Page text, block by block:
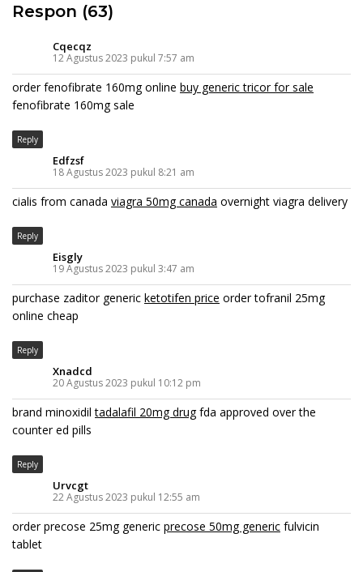
Respon (63)
Cqecqz
12 Agustus 2023 pukul 7:57 am
order fenofibrate 160mg online buy generic tricor for sale
fenofibrate 160mg sale
Reply
Edfzsf
18 Agustus 2023 pukul 8:21 am
cialis from canada viagra 50mg canada overnight viagra delivery
Reply
Eisgly
19 Agustus 2023 pukul 3:47 am
purchase zaditor generic ketotifen price order tofranil 25mg
online cheap
Reply
Xnadcd
20 Agustus 2023 pukul 10:12 pm
brand minoxidiltadalafil 20mg drugfda approved over the
counter ed pills
Reply
Urvcgt
22 Agustus 2023 pukul 12:55 am
order precose 25mg generic precose 50mg generic fulvicin
tablet